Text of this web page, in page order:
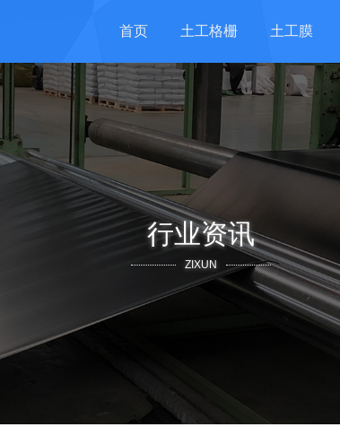
首页 土工格栅 土工膜
行业资讯
ZIXUN